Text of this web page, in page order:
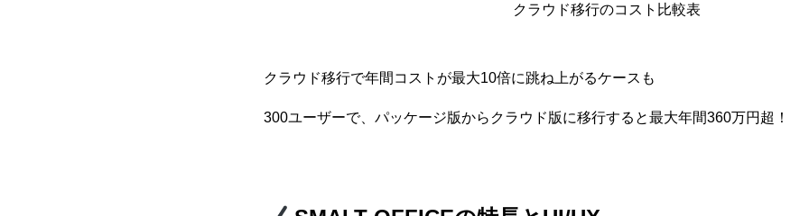
クラウド移行のコスト比較表
クラウド移行で年間コストが最大10倍に跳ね上がるケースも
300ユーザーで、パッケージ版からクラウド版に移行すると最大年間360万円超！